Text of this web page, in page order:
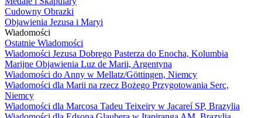
Cudowny Obrazki
Objawienia Jezusa i Maryi
Wiadomości
Ostatnie Wiadomości
Wiadomości Jezusa Dobrego Pasterza do Enocha, Kolumbia
Marijne Objawienia Luz de Marii, Argentyna
Wiadomości do Anny w Mellatz/Göttingen, Niemcy
Wiadomości dla Marii na rzecz Bożego Przygotowania Serc,
Niemcy
Wiadomości dla Marcosa Tadeu Teixeiry w Jacareí SP, Brazylia